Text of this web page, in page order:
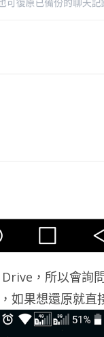
，所以會詢
如果想還原就